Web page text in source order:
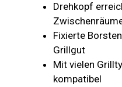
Drehkopf
Fixierte
Grillgut
Mit vielen
kompatibel